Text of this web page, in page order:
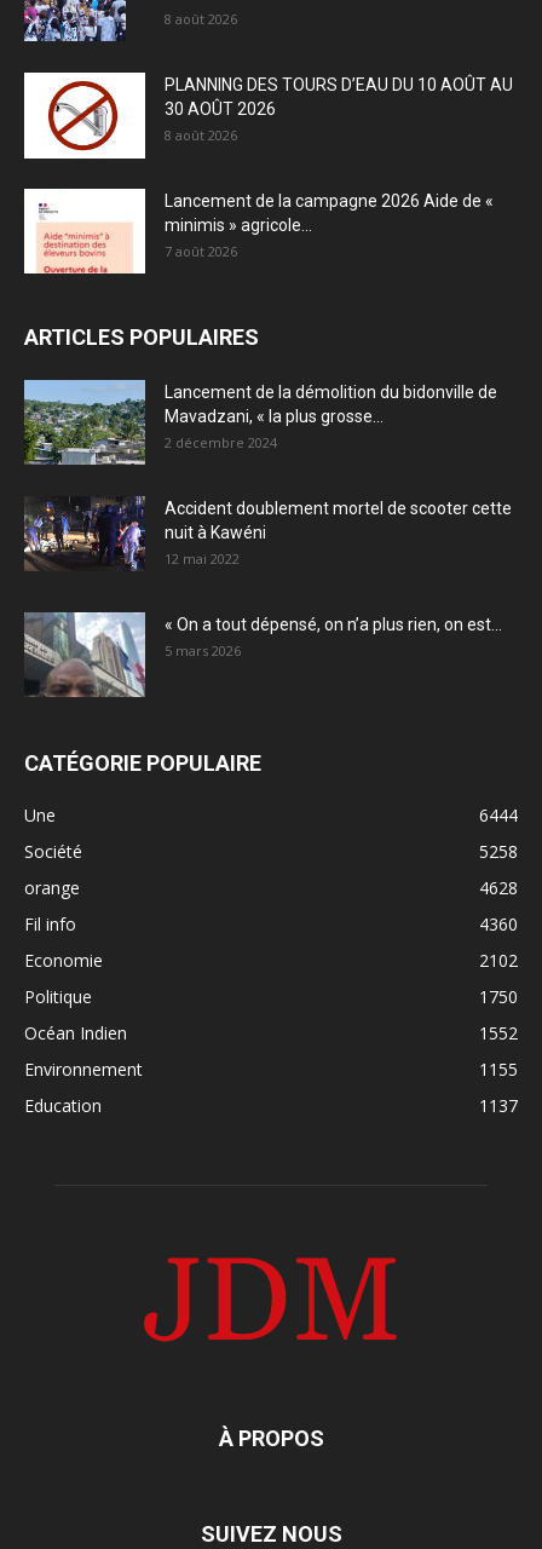
8 août 2026
PLANNING DES TOURS D’EAU DU 10 AOÛT AU
30 AOÛT 2026
8 août 2026
Lancement de la campagne 2026 Aide de «
minimis » agricole...
7 août 2026
ARTICLES POPULAIRES
Lancement de la démolition du bidonville de
Mavadzani, « la plus grosse...
2 décembre 2024
Accident doublement mortel de scooter cette
nuit à Kawéni
12 mai 2022
« On a tout dépensé, on n’a plus rien, on est...
5 mars 2026
CATÉGORIE POPULAIRE
Une
6444
Société
5258
orange
4628
Fil info
4360
Economie
2102
Politique
1750
Océan Indien
1552
Environnement
1155
Education
1137
À PROPOS
SUIVEZ NOUS